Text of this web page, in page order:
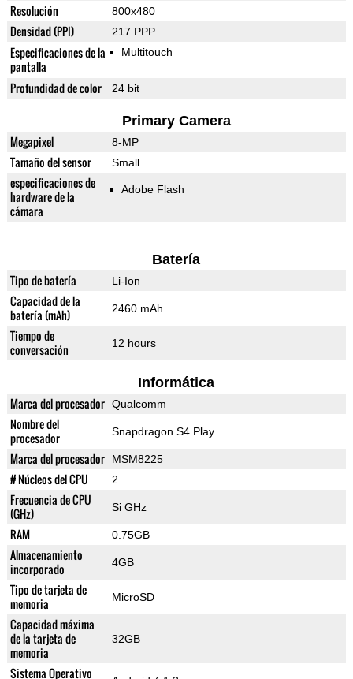
Resolución 800x480
Densidad (PPI) 217 PPP
Especificaciones de la
pantalla
Multitouch
Profundidad de color 24 bit
Primary Camera
Megapixel 8-MP
Tamaño del sensor Small
especificaciones de
hardware de la
cámara
Adobe Flash
Batería
Tipo de batería Li-Ion
Capacidad de la
batería (mAh)
2460 mAh
Tiempo de
conversación
12 hours
Informática
Marca del procesador Qualcomm
Nombre del
procesador
Snapdragon S4 Play
Marca del procesador MSM8225
# Núcleos del CPU 2
Frecuencia de CPU
(GHz)
Si GHz
RAM 0.75GB
Almacenamiento
incorporado
4GB
Tipo de tarjeta de
memoria
MicroSD
Capacidad máxima
de la tarjeta de
memoria
32GB
Sistema Operativo